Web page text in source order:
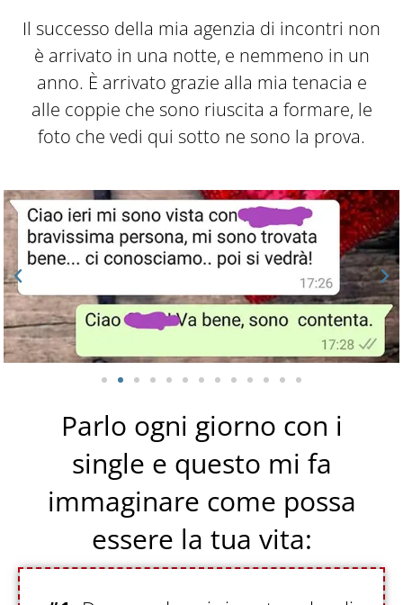
Il successo della mia agenzia di incontri non
è arrivato in una notte, e nemmeno in un
anno. È arrivato grazie alla mia tenacia e
alle coppie che sono riuscita a formare, le
foto che vedi qui sotto ne sono la prova.
Parlo ogni giorno con i
single e questo mi fa
immaginare come possa
essere la tua vita: